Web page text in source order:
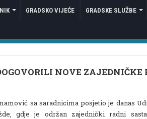
GRADSKO VIJEĆE GRADSKE SLUŽBE
NOVE ZAJEDNIČKE
sa saradnicima posjetio je danas
gdje je održan zajednički radni